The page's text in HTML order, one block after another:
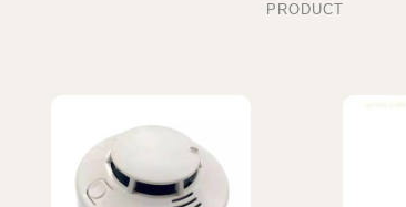
PRODUCT